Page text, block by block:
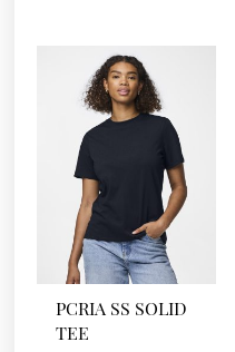
PCRIA SS SOLID
TEE